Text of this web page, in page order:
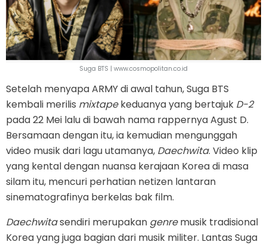
Suga BTS | www.cosmopolitan.co.id
Setelah menyapa ARMY di awal tahun, Suga BTS
kembali merilis mixtapekeduanya yang bertajuk D-2
pada 22 Mei lalu di bawah nama rappernya Agust D.
Bersamaan dengan itu, ia kemudian mengunggah
video musik dari lagu utamanya, Daechwita. Video klip
yang kental dengan nuansa kerajaan Korea di masa
silam itu, mencuri perhatian netizen lantaran
sinematografinya berkelas bak film.
Daechwitasendiri merupakan genremusik tradisional
Korea yang juga bagian dari musik militer. Lantas Suga